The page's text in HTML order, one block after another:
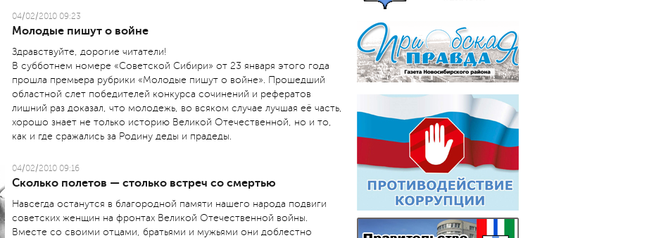
04/02/2010 09:23
Молодые пишут о войне
Здравствуйте, дорогие читатели!
В субботнем номере «Советской Сибири» от 23 января этого года
прошла премьера рубрики «Молодые пишут о войне». Прошедший
областной слет победителей конкурса сочинений и рефератов
лишний раз доказал, что молодежь, во всяком случае лучшая её часть,
хорошо знает не только историю Великой Отечественной, но и то,
как и где сражались за Родину деды и прадеды.
04/02/2010 09:16
Сколько полетов — столько встреч со смертью
Навсегда останутся в благородной памяти нашего народа подвиги
советских женщин на фронтах Великой Отечественной войны.
Вместе со своими отцами, братьями и мужьями они доблестно